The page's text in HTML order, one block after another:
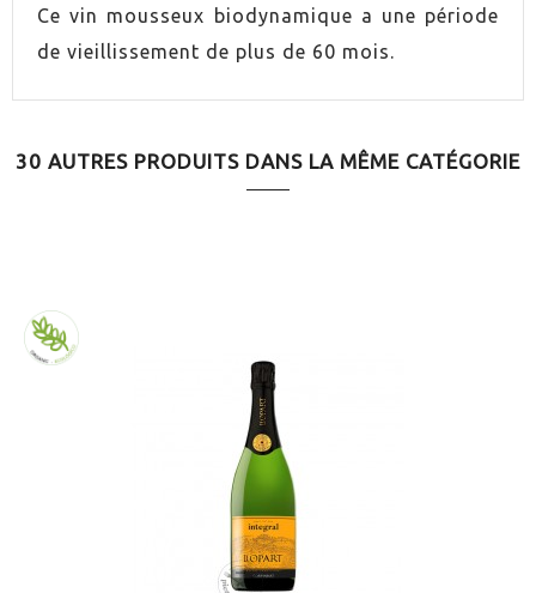
MARIDAJE Apéritif
Ce vin mousseux biodynamique a une période
de vieillissement de plus de 60 mois.
30 AUTRES PRODUITS DANS LA MÊME CATÉGORIE